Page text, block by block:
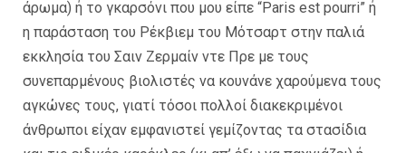
άρωμα) ή το γκαρσόνι που μου είπε “Paris est pourri” ή
η παράσταση του Ρέκβιεμ του Μότσαρτ στην παλιά
εκκλησία του Σαιν Ζερμαίν ντε Πρε με τους
συνεπαρμένους βιολιστές να κουνάνε χαρούμενα τους
αγκώνες τους, γιατί τόσοι πολλοί διακεκριμένοι
άνθρωποι είχαν εμφανιστεί γεμίζοντας τα στασίδια